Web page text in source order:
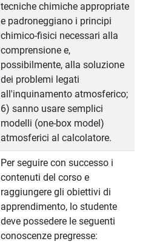
tecniche chimiche appropriate
e padroneggiano i principi
chimico-fisici necessari alla
comprensione e,
possibilmente, alla soluzione
dei problemi legati
all'inquinamento atmosferico;
6) sanno usare semplici
modelli (one-box model)
atmosferici al calcolatore.
Per seguire con successo i
contenuti del corso e
raggiungere gli obiettivi di
apprendimento, lo studente
deve possedere le seguenti
conoscenze pregresse: